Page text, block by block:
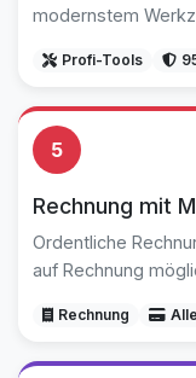
modernstem
Profi-Tools
5
Rechnung mit
Ordentliche
auf Rechnung
Rechnung